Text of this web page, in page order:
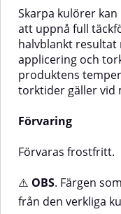
Skarpa kulörer
att uppnå full
halvblankt resultat
applicering och
produktens
torktider gäller vid
Förvaring
Förvaras frostfritt.
⚠️ OBS. Färgen
från den verkliga